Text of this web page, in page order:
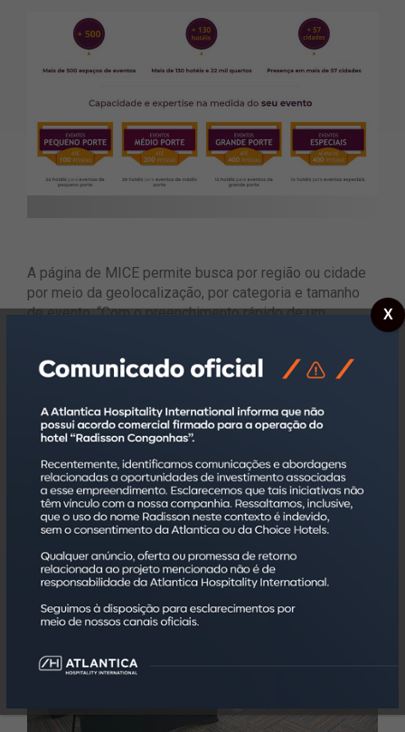
A página de MICE permite busca por região ou cidade
por meio da geolocalização, por categoria e tamanho
de evento. “Com o preenchimento rápido de um
solicitar o orçamento tanto de salas como de serviços
retorna com propostas em até 24 horas”, afirma
Vanessa Godoi, diretora de Negócios MICE e
X